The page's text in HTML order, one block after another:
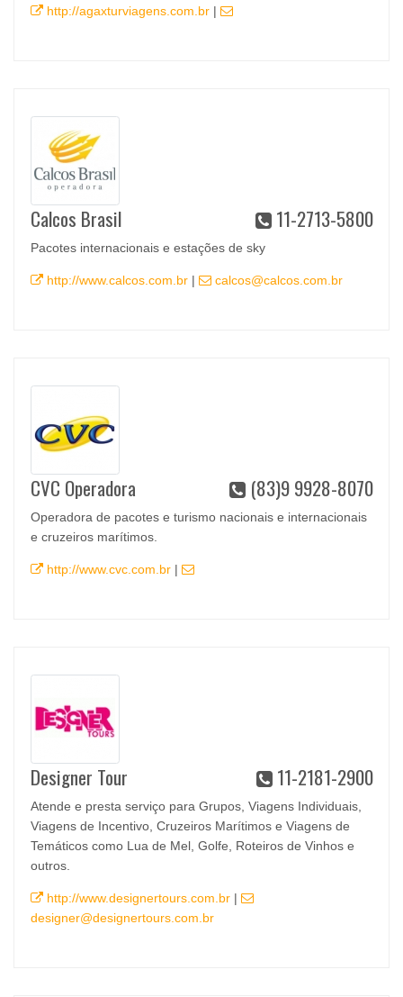
http://agaxturviagens.com.br|
Calcos Brasil 11-2713-5800
Pacotes internacionais e estações de sky
http://www.calcos.com.br| calcos@calcos.com.br
CVC Operadora (83)9 9928-8070
Operadora de pacotes e turismo nacionais e internacionais
e cruzeiros marítimos.
http://www.cvc.com.br|
Designer Tour 11-2181-2900
Atende e presta serviço para Grupos, Viagens Individuais,
Viagens de Incentivo, Cruzeiros Marítimos e Viagens de
Temáticos como Lua de Mel, Golfe, Roteiros de Vinhos e
outros.
http://www.designertours.com.br|
designer@designertours.com.br